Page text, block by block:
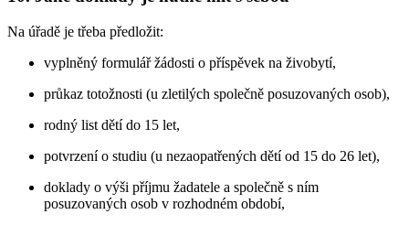
Na úřadě je třeba předložit:
vyplněný formulář žádosti o příspěvek na živobytí,
průkaz totožnosti (u zletilých společně posuzovaných osob),
rodný list dětí do 15 let,
potvrzení o studiu (u nezaopatřených dětí od 15 do 26 let),
doklady o výši příjmu žadatele a společně s ním
posuzovaných osob v rozhodném období,